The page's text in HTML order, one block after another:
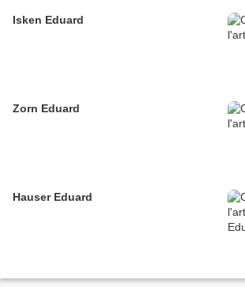
Isken Eduard
Zorn Eduard
Hauser Eduard